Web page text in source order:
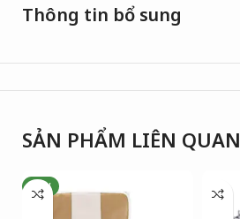
Thông tin bổ sung
SẢN PHẨM LIÊN QUAN
NEW